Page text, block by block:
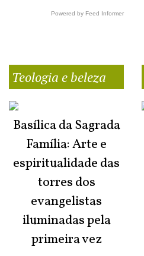
Powered by Feed Informer
Teologia e beleza
Basílica da Sagrada
Família: Arte e
espiritualidade das
torres dos
evangelistas
iluminadas pela
primeira vez